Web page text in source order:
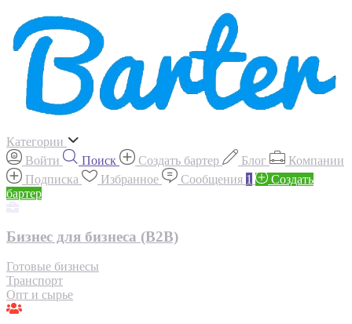
Категории
Войти
Поиск Создать бартер Блог
Компании
Подписка
Избранное Сообщения 1
Создать
бартер
Бизнес для бизнеса (B2B)
Готовые бизнесы
Транспорт
Опт и сырье